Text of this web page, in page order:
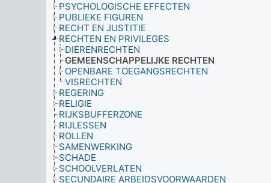
PSYCHOLOGISCHE EFFECTEN
PUBLIEKE FIGUREN
RECHT EN JUSTITIE
RECHTEN EN PRIVILEGES
DIERENRECHTEN
GEMEENSCHAPPELIJKE RECHTEN
OPENBARE TOEGANGSRECHTEN
VISRECHTEN
REGERING
RELIGIE
RIJKSBUFFERZONE
RIJLESSEN
ROLLEN
SAMENWERKING
SCHADE
SCHOOLVERLATEN
SECUNDAIRE ARBEIDSVOORWAARDEN